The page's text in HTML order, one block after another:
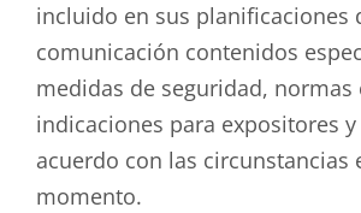
incluido en sus planificaciones
comunicación contenidos
medidas de seguridad, normas
indicaciones para expositores
acuerdo con las circunstancias
momento.